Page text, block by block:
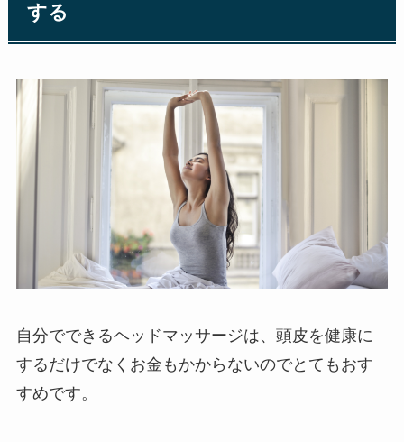
する
自分でできるヘッドマッサージは、頭皮を健康に
するだけでなくお金もかからないのでとてもおす
すめです。